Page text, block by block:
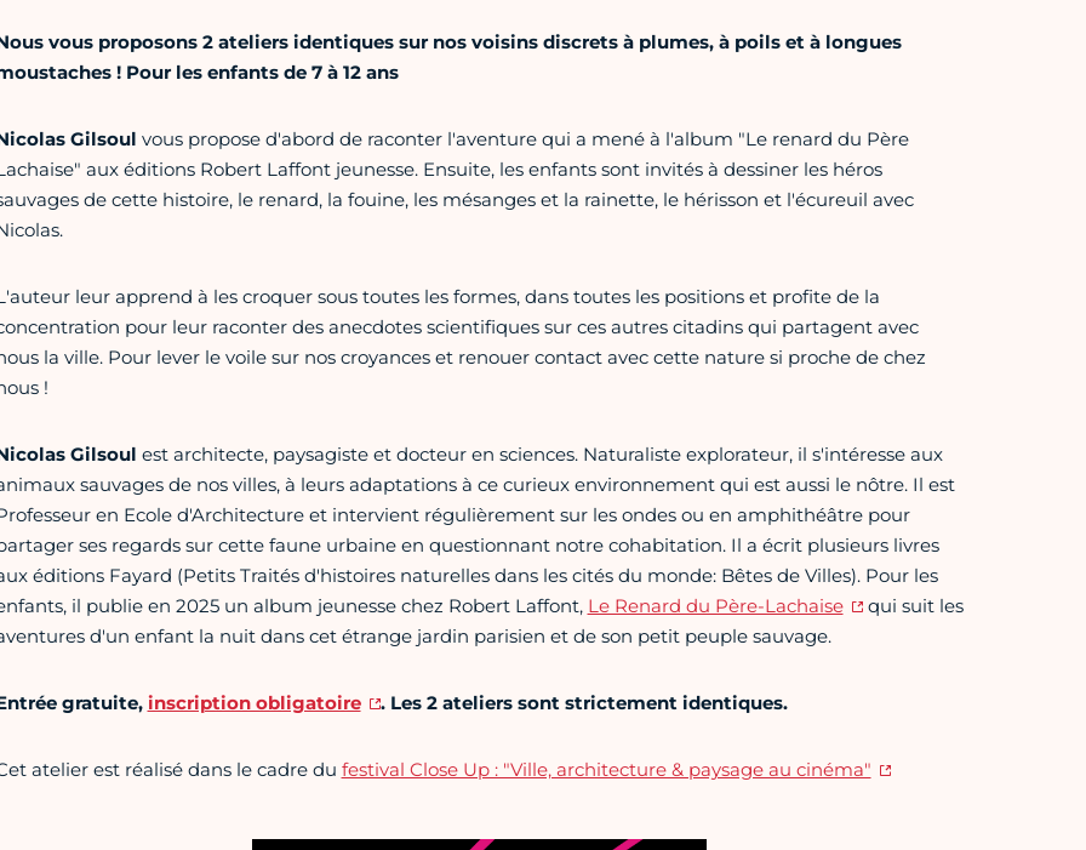
vous proposons 2 ateliers identiques sur nos voisins discrets à plumes, à poils et à longues
! Pour les enfants de 7 à 12 ans
Gilsoul vous propose d'abord de raconter l'aventure qui a mené à l'album "Le renard du Père
aux éditions Robert Laffont jeunesse. Ensuite, les enfants sont invités à dessiner les héros
de cette histoire, le renard, la fouine, les mésanges et la rainette, le hérisson et l'écureuil avec
leur apprend à les croquer sous toutes les formes, dans toutes les positions et profite de la
pour leur raconter des anecdotes scientifiques sur ces autres citadins qui partagent avec
la ville. Pour lever le voile sur nos croyances et renouer contact avec cette nature si proche de chez
!
Gilsoul est architecte, paysagiste et docteur en sciences. Naturaliste explorateur, il s'intéresse aux
sauvages de nos villes, à leurs adaptations à ce curieux environnement qui est aussi le nôtre. Il est
en Ecole d'Architecture et intervient régulièrement sur les ondes ou en amphithéâtre pour
ses regards sur cette faune urbaine en questionnant notre cohabitation. Il a écrit plusieurs livres
éditions Fayard (Petits Traités d'histoires naturelles dans les cités du monde: Bêtes de Villes). Pour les
il publie en 2025 un album jeunesse chez Robert Laffont, Le Renard du Père-Lachaise
qui suit les
d'un enfant la nuit dans cet étrange jardin parisien et de son petit peuple sauvage.
gratuite, inscription obligatoire . Les 2 ateliers sont strictement identiques.
atelier est réalisé dans le cadre du festival Close Up : "Ville, architecture & paysage au cinéma"